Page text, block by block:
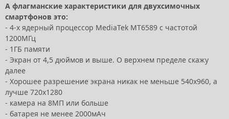
А флагманские характеристики для двухсимочных
смартфонов это:
- 4-х ядерный процессор MediaTek MT6589 с частотой
1200МГц
- 1ГБ памяти
- Экран от 4,5 дюймов и выше. О верхнем пределе скажу
далее
- Хорошее разрешение экрана никак не меньше 540x960, а
лучше 720x1280
- камера на 8МП или больше
- батарея не менее 2000мАч